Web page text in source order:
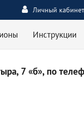
Личный кабинет
Инструкции
7 «б», по